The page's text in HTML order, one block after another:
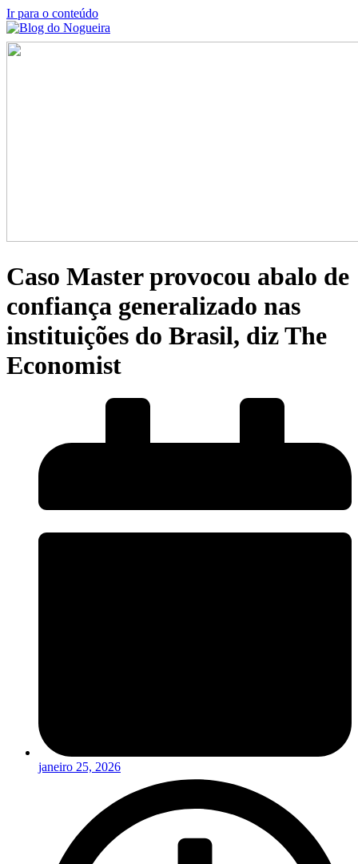
Ir para o conteúdo
Caso Master provocou abalo de
confiança generalizado nas
instituições do Brasil, diz The
Economist
janeiro 25, 2026